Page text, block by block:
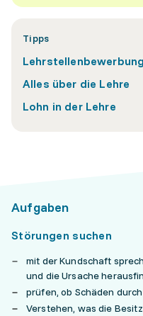
Tipps
Lehrstellenbewerbung
Alles über die Lehre
Lohn in der Lehre
Aufgaben
Störungen suchen
mit der Kundschaft
und die Ursache
prüfen, ob Schäden
Verstehen, was die